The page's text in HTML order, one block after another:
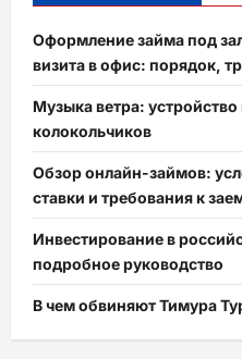
Оформление займа под
визита в офис: порядок,
Музыка ветра:
колокольчиков
Обзор онлайн-займов:
ставки и требования к
Инвестирование в
подробное руководство
В чем обвиняют Тимура